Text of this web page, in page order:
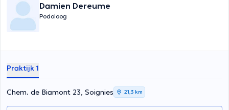
Damien Dereume
Podoloog
Praktijk 1
Chem. de Biamont 23, Soignies 21,3 km